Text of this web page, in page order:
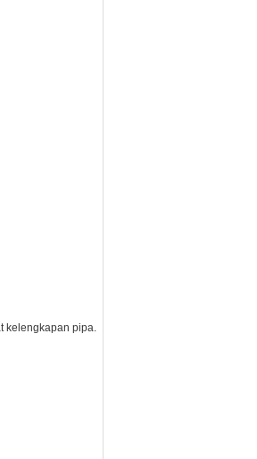
kelengkapan pipa.